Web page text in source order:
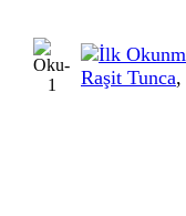
Raşit Tunca,